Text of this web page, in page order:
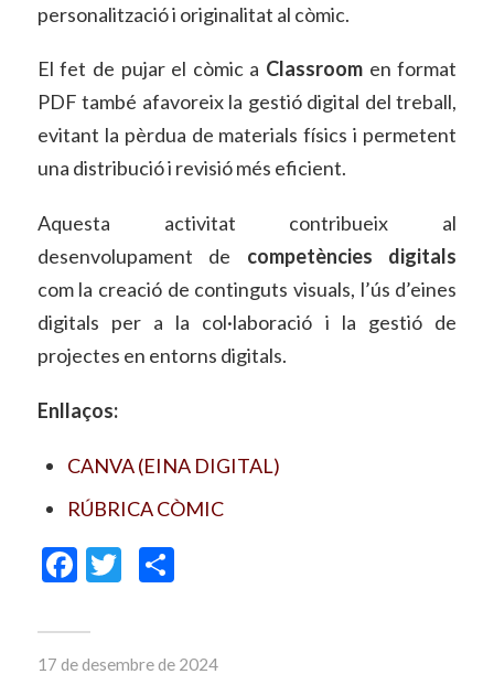
personalització i originalitat al còmic.
El fet de pujar el còmic a Classroom en format
PDF també afavoreix la gestió digital del treball,
evitant la pèrdua de materials físics i permetent
una distribució i revisió més eficient.
Aquesta activitat contribueix al
desenvolupament de competències digitals
com la creació de continguts visuals, l’ús d’eines
digitals per a la col·laboració i la gestió de
projectes en entorns digitals.
Enllaços:
CANVA (EINA DIGITAL)
RÚBRICA CÒMIC
Facebook
TwitterComparteix
17 de desembre de 2024